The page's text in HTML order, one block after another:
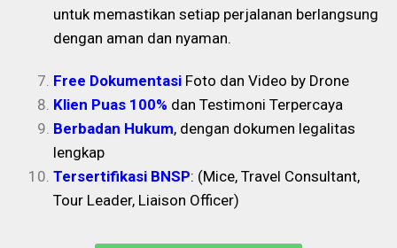
untuk memastikan setiap perjalanan berlangsung
dengan aman dan nyaman.
Free Dokumentasi Foto dan Video by Drone
Klien Puas 100% dan Testimoni Terpercaya
Berbadan Hukum, dengan dokumen legalitas
lengkap
Tersertifikasi BNSP: (Mice, Travel Consultant,
Tour Leader, Liaison Officer)